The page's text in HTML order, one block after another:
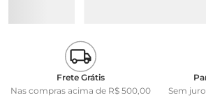
Frete Grátis
Nas compras acima de R$ 500,00
Sem